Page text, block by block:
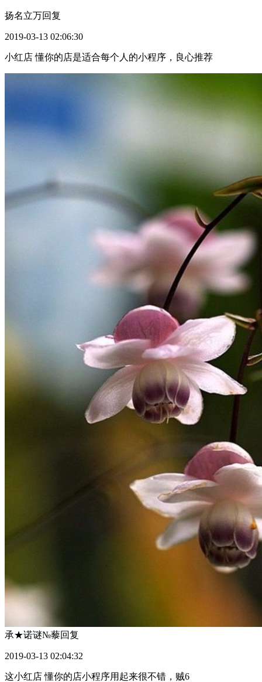
扬名立万回复
2019-03-13 02:06:30
小红店 懂你的店是适合每个人的小程序，良心推荐
承★诺谜№藜回复
2019-03-13 02:04:32
这小红店 懂你的店小程序用起来很不错，贼6